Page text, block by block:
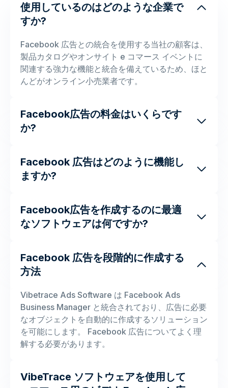
使用しているのはどのような企業で
すか?
Facebook 広告との統合を使用する当社の顧客は、
製品カタログやオンサイト e コマース イベントに
関連する強力な機能と統合を備えているため、ほと
んどがオンライン小売業者です。
Facebook広告の料金はいくらです
か?
Facebook 広告はどのように機能し
ますか?
Facebook広告を作成するのに最適
なソフトウェアは何ですか?
Facebook 広告を段階的に作成する
方法
Vibetrace Ads Software は Facebook Ads
Business Manager と統合されており、広告に必要
なオブジェクトを自動的に作成するソリューション
を可能にします。 Facebook 広告についてよく理
解する必要があります。
VibeTrace ソフトウェアを使用して